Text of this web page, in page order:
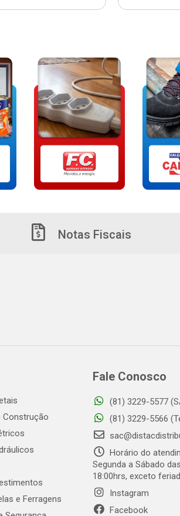
Notas Fiscais
Construção
e Ferragens
Fale Conosco
(81) 3229-5577
(81) 3229-5566
Horário do
Segunda a Sábado
18:00hrs, exceto
Instagram
Facebook